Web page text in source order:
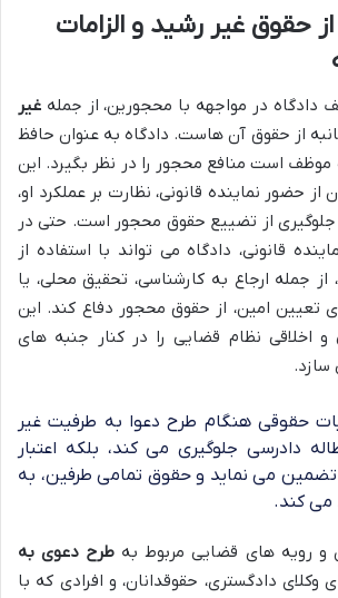
حقوق غیر رشید و الزامات
دادگاه در مواجهه با محجورین، از جمله غیر
از حقوق آن هاست. دادگاه به عنوان حافظ
موظف است منافع محجور را در نظر بگیرد. این
حضور نماینده قانونی، نظارت بر عملکرد او،
جلوگیری از تضییع حقوق محجور است. حتی در
قانونی، دادگاه می تواند با استفاده از
از جمله ارجاع به کارشناسی، تحقیق محلی، یا
تعیین امین، از حقوق محجور دفاع کند. این
و اخلاقی نظام قضایی را در کنار جنبه های
سازد.
حقوقی هنگام طرح دعوا به طرفیت غیر
دادرسی جلوگیری می کند، بلکه اعتبار
تضمین می نماید و حقوق تمامی طرفین، به
می کند.
و رویه های قضایی مربوط به طرح دعوی به
وکلای دادگستری، حقوقدانان، و افرادی که با